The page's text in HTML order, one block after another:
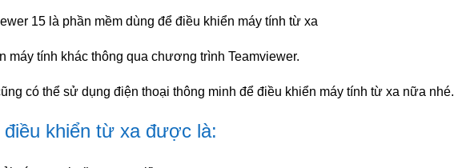
15 là phần mềm dùng để điều khiển máy tính từ xa
máy tính khác thông qua chương trình Teamviewer.
có thể sử dụng điện thoại thông minh để điều khiển máy tính từ xa nữa nhé.
khiển từ xa được là: